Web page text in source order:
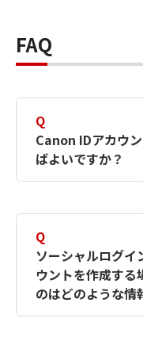
FAQ
Q
Canon IDアカウ
ばよいですか？
す。詳しい作
何ですか？
ださい。
Q
ソーシャルログ
ウントを作成する
のはどのような情